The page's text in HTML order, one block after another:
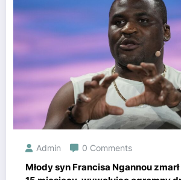
Admin 0 Comments
Młody syn Francisa Ngannou